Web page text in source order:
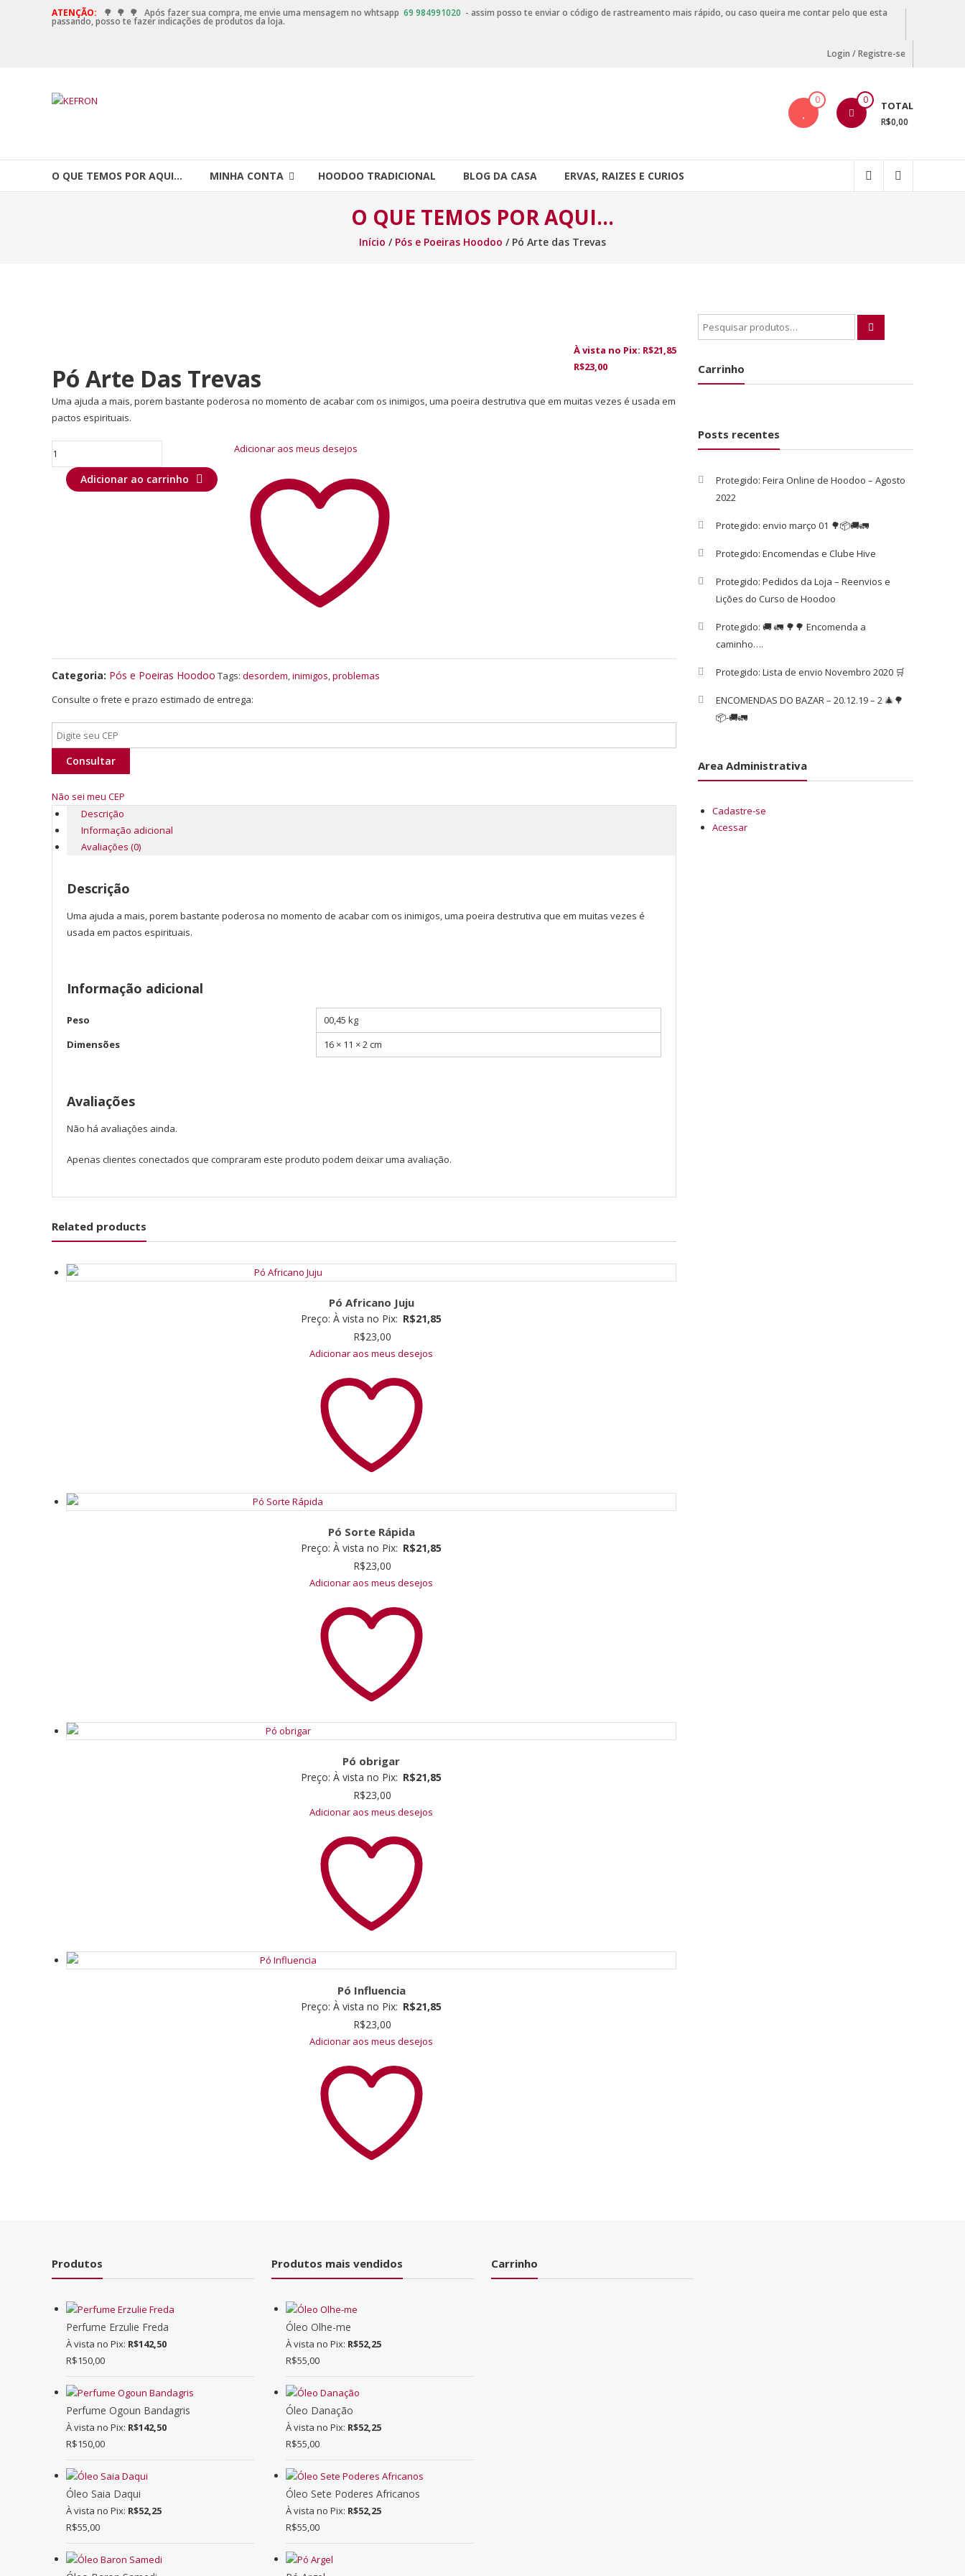
ATENÇÃO: 🌳 🌳 🌳 Após fazer sua compra, me envie uma mensagem no whtsapp 69 984991020 - assim posso te enviar o código de rastreamento mais rápido, ou caso queira me contar pelo que esta
passando, posso te fazer indicações de produtos da loja.
Login / Registre-se
0 0 TOTAL
R$0,00
O QUE TEMOS POR AQUI… MINHA CONTA HOODOO TRADICIONAL BLOG DA CASA ERVAS, RAIZES E CURIOS
O QUE TEMOS POR AQUI…
Início / Pós e Poeiras Hoodoo / Pó Arte das Trevas
Pó Arte Das Trevas
À vista no Pix: R$21,85
R$23,00
Uma ajuda a mais, porem bastante poderosa no momento de acabar com os inimigos, uma poeira destrutiva que em muitas vezes é usada em
pactos espirituais.
Adicionar ao carrinho
Adicionar aos meus desejos
Categoria: Pós e Poeiras Hoodoo Tags: desordem,inimigos,problemas
Consulte o frete e prazo estimado de entrega:
Consultar
Não sei meu CEP
Descrição
Informação adicional
Avaliações (0)
Descrição
Uma ajuda a mais, porem bastante poderosa no momento de acabar com os inimigos, uma poeira destrutiva que em muitas vezes é
usada em pactos espirituais.
Informação adicional
Peso
00,45 kg
Dimensões
16 × 11 × 2 cm
Avaliações
Não há avaliações ainda.
Apenas clientes conectados que compraram este produto podem deixar uma avaliação.
Related products
Pó Africano Juju
Preço: À vista no Pix: R$21,85
R$23,00
Adicionar aos meus desejos
Pó Sorte Rápida
Preço: À vista no Pix: R$21,85
R$23,00
Adicionar aos meus desejos
Pó obrigar
Preço: À vista no Pix: R$21,85
R$23,00
Adicionar aos meus desejos
Pó Influencia
Preço: À vista no Pix: R$21,85
R$23,00
Adicionar aos meus desejos
Carrinho
Posts recentes
Protegido: Feira Online de Hoodoo – Agosto
2022
Protegido: envio março 01 🌳📦🚚🚛
Protegido: Encomendas e Clube Hive
Protegido: Pedidos da Loja – Reenvios e
Lições do Curso de Hoodoo
Protegido: 🚚 🚛 🌳🌳 Encomenda a
caminho….
Protegido: Lista de envio Novembro 2020 🛒
ENCOMENDAS DO BAZAR – 20.12.19 – 2 🎄🌳
📦-🚚🚛
Area Administrativa
Cadastre-se
Acessar
Produtos
Perfume Erzulie Freda
À vista no Pix: R$142,50
R$150,00
Perfume Ogoun Bandagris
À vista no Pix: R$142,50
R$150,00
Óleo Saia Daqui
À vista no Pix: R$52,25
R$55,00
Produtos mais vendidos
Óleo Olhe-me
À vista no Pix: R$52,25
R$55,00
Óleo Danação
À vista no Pix: R$52,25
R$55,00
Óleo Sete Poderes Africanos
À vista no Pix: R$52,25
R$55,00
Carrinho